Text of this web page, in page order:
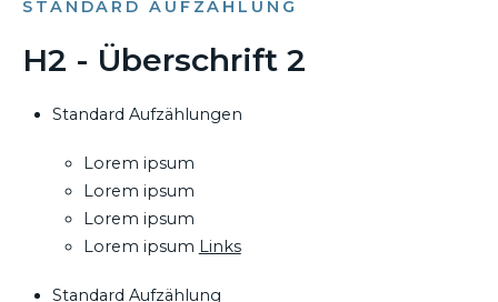
STANDARD AUFZÄHLUNG
H2 - Überschrift 2
Standard Aufzählungen
Lorem ipsum
Lorem ipsum
Lorem ipsum
Lorem ipsum Links
Standard Aufzählung